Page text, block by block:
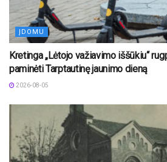
ĮDOMU
Kretinga „Lėtojo važiavimo iššūkiu“
paminėti Tarptautinę jaunimo dieną
2026-08-05